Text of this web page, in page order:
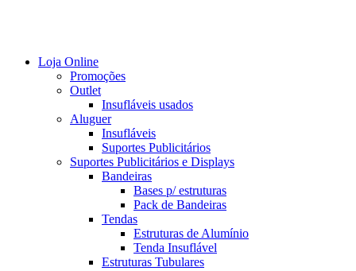
Loja Online
Promoções
Outlet
Insufláveis usados
Aluguer
Insufláveis
Suportes Publicitários
Suportes Publicitários e Displays
Bandeiras
Bases p/ estruturas
Pack de Bandeiras
Tendas
Estruturas de Alumínio
Tenda Insuflável
Estruturas Tubulares